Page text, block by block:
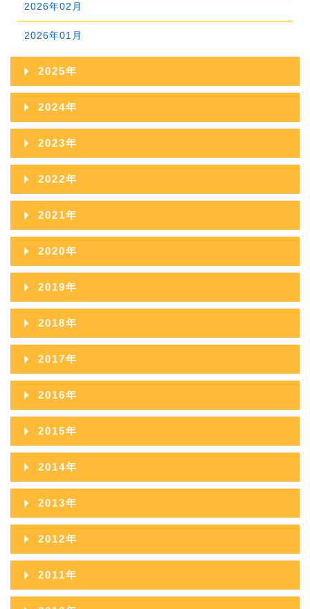
2026年02月
2026年01月
2025年
2025年12月
2025年11月
2025年10月
2025年09月
2025年08月
2025年07月
2025年06月
2025年05月
2025年03月
2025年02月
2025年01月
2024年
2024年12月
2024年11月
2024年10月
2024年09月
2024年08月
2024年07月
2024年06月
2024年05月
2024年03月
2024年02月
2024年01月
2023年
2023年12月
2023年11月
2023年10月
2023年09月
2023年08月
2023年07月
2023年06月
2023年05月
2023年03月
2023年02月
2023年01月
2022年
2022年12月
2022年11月
2022年10月
2022年09月
2022年08月
2022年07月
2022年06月
2022年05月
2022年03月
2022年02月
2022年01月
2021年
2021年12月
2021年11月
2021年10月
2021年09月
2021年08月
2021年07月
2021年06月
2021年05月
2021年03月
2021年02月
2021年01月
2020年
2020年12月
2020年11月
2020年10月
2020年09月
2020年08月
2020年07月
2020年06月
2020年05月
2020年03月
2020年02月
2020年01月
2019年
2019年12月
2019年11月
2019年10月
2019年09月
2019年08月
2019年07月
2019年06月
2019年05月
2019年03月
2019年02月
2018年
2018年12月
2018年11月
2018年10月
2018年09月
2018年08月
2018年07月
2018年06月
2018年05月
2017年
2017年12月
2017年11月
2017年10月
2017年09月
2017年08月
2017年07月
2017年06月
2017年05月
2016年
2016年12月
2016年11月
2016年10月
2016年09月
2016年08月
2016年07月
2016年06月
2015年
2015年12月
2015年11月
2015年10月
2015年09月
2015年08月
2015年07月
2014年
2014年12月
2014年11月
2014年10月
2014年09月
2013年
2013年12月
2013年11月
2013年10月
2012年
2012年12月
2012年11月
2011年
2011年12月